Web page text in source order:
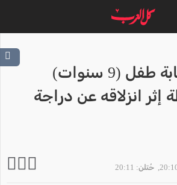
أم الفحم: إصابة طفل (9 سنوات)
انزلاقه عن دراجة
, حُتلن: 20:11